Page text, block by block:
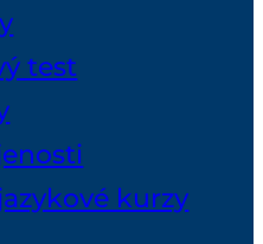
test
kurzy